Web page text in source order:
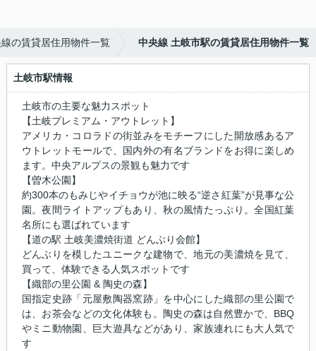
の賃貸居住用物件一覧 中央線 土岐市駅の賃貸居住用物件一覧
土岐市駅情報
土岐市の主要な魅力スポット
【土岐プレミアム・アウトレット】
アメリカ・コロラドの街並みをモチーフにした開放感あるア
ウトレットモールで、国内外の有名ブランドをお得に楽しめ
ます。中央アルプスの景観も魅力です
【曽木公園】
約300本のもみじやイチョウが池に映る“逆さ紅葉”が見事な公
園。夜間ライトアップもあり、秋の風情たっぷり。全国紅葉
名所にも選ばれています
【道の駅 土岐美濃焼街道 どんぶり会館】
どんぶりを模したユニークな建物で、地元の美濃焼を見て、
買って、体験できる人気スポットです
【織部の里公園 & 陶史の森】
国指定史跡「元屋敷陶器窯跡」を中心にした織部の里公園で
は、お茶会などの文化体験も。陶史の森は自然豊かで、BBQ
やミニ動物園、巨大遊具などがあり、家族連れにも大人気で
す